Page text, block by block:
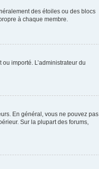
des étoiles ou des blocs
à chaque membre.
importé. L’administrateur du
En général, vous ne pouvez pas
Sur la plupart des forums,